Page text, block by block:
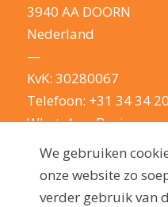
3940 AA DOORN
Nederland
—
KvK: 30280067
Telefoon: +31 34 34
WhatsApp Business
E-mail:
We houden van een
We gebruiken
onze website zo
verder gebruik van